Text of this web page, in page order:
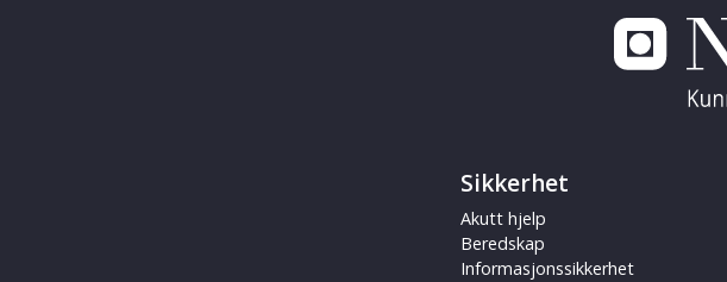
Sikkerhet
Akutt hjelp
Beredskap
Informasjonssikkerhet